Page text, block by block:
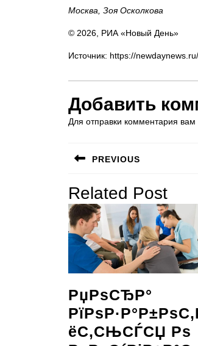
Москва, Зоя Осколкова
© 2026, РИА «Новый День»
Источник: https://
Добавить
Для отправки комментария
Навигация
записям
PREVIOUS
запись:
Related Post
РџРѕСЂР°
ёС‚СЊСЃСЏ Рѕ